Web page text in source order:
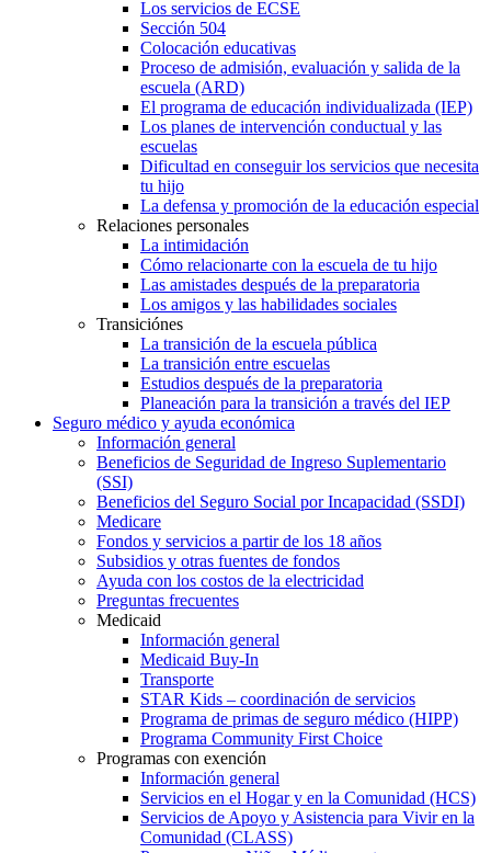
Los servicios de ECSE
Sección 504
Colocación educativas
Proceso de admisión, evaluación y salida de la
escuela (ARD)
El programa de educación individualizada (IEP)
Los planes de intervención conductual y las
escuelas
Dificultad en conseguir los servicios que necesita
tu hijo
La defensa y promoción de la educación especial
Relaciones personales
La intimidación
Cómo relacionarte con la escuela de tu hijo
Las amistades después de la preparatoria
Los amigos y las habilidades sociales
Transiciónes
La transición de la escuela pública
La transición entre escuelas
Estudios después de la preparatoria
Planeación para la transición a través del IEP
Seguro médico y ayuda económica
Información general
Beneficios de Seguridad de Ingreso Suplementario
(SSI)
Beneficios del Seguro Social por Incapacidad (SSDI)
Medicare
Fondos y servicios a partir de los 18 años
Subsidios y otras fuentes de fondos
Ayuda con los costos de la electricidad
Preguntas frecuentes
Medicaid
Información general
Medicaid Buy-In
Transporte
STAR Kids – coordinación de servicios
Programa de primas de seguro médico (HIPP)
Programa Community First Choice
Programas con exención
Información general
Servicios en el Hogar y en la Comunidad (HCS)
Servicios de Apoyo y Asistencia para Vivir en la
Comunidad (CLASS)